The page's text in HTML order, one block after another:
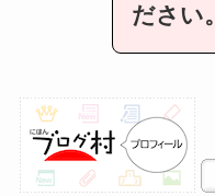
ださい。